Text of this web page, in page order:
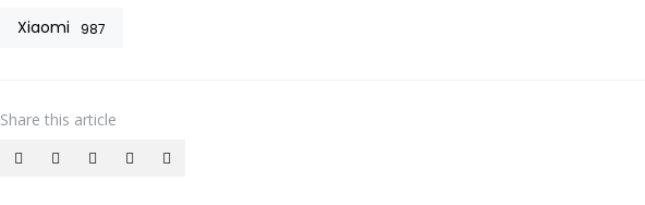
Xiaomi 987
Share this article